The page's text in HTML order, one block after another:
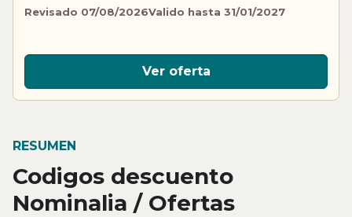
Revisado 07/08/2026Valido hasta 31/01/2027
Ver oferta
RESUMEN
Codigos descuento
Nominalia / Ofertas